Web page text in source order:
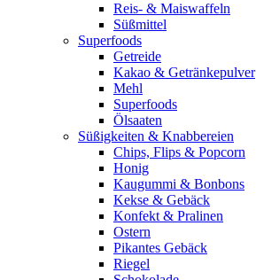
Reis- & Maiswaffeln
Süßmittel
Superfoods
Getreide
Kakao & Getränkepulver
Mehl
Superfoods
Ölsaaten
Süßigkeiten & Knabbereien
Chips, Flips & Popcorn
Honig
Kaugummi & Bonbons
Kekse & Gebäck
Konfekt & Pralinen
Ostern
Pikantes Gebäck
Riegel